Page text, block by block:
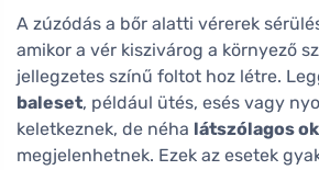
A zúzódás a bőr alatti vérerek
amikor a vér kiszivárog a környező
jellegzetes színű foltot hoz létre.
baleset, például ütés, esés vagy
keletkeznek, de néha látszólagos
megjelenhetnek. Ezek az esetek